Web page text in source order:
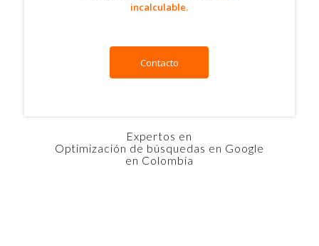
incalculable.
Contacto
Expertos en
Optimización de búsquedas en Google
en Colombia